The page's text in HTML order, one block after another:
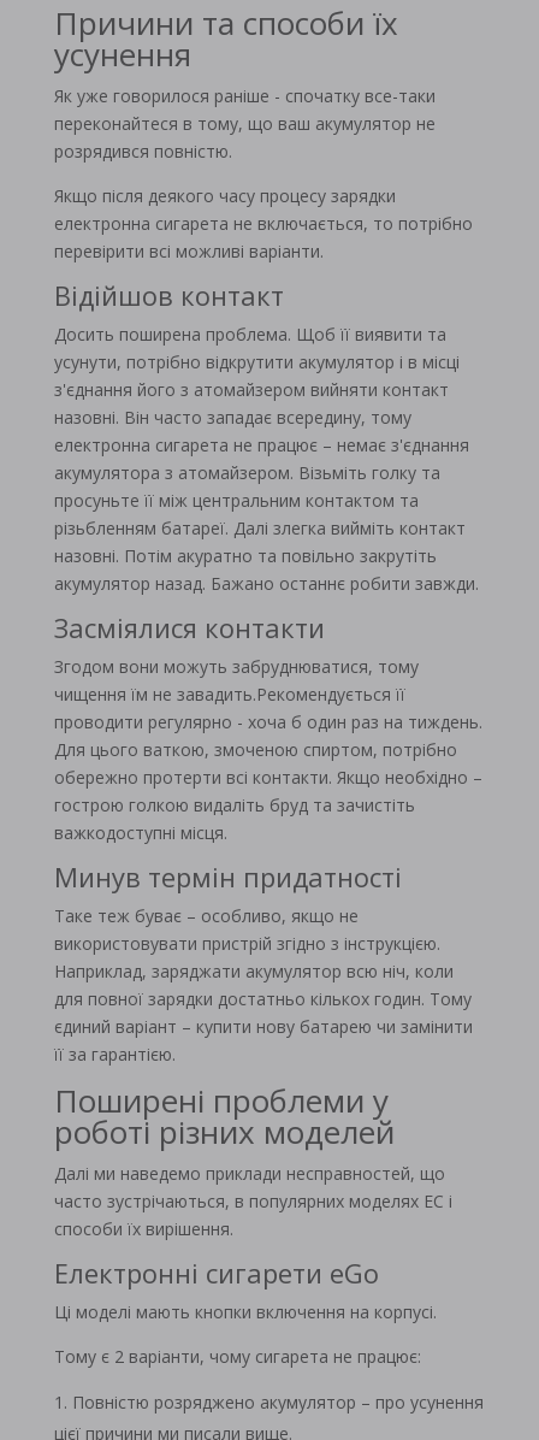
Причини та способи їх
усунення
Як уже говорилося раніше - спочатку все-таки
переконайтеся в тому, що ваш акумулятор не
розрядився повністю.
Якщо після деякого часу процесу зарядки
електронна сигарета не включається, то потрібно
перевірити всі можливі варіанти.
Відійшов контакт
Досить поширена проблема. Щоб її виявити та
усунути, потрібно відкрутити акумулятор і в місці
з'єднання його з атомайзером вийняти контакт
назовні. Він часто западає всередину, тому
електронна сигарета не працює – немає з'єднання
акумулятора з атомайзером. Візьміть голку та
просуньте її між центральним контактом та
різьбленням батареї. Далі злегка вийміть контакт
назовні. Потім акуратно та повільно закрутіть
акумулятор назад. Бажано останнє робити завжди.
Засміялися контакти
Згодом вони можуть забруднюватися, тому
чищення їм не завадить.Рекомендується її
проводити регулярно - хоча б один раз на тиждень.
Для цього ваткою, змоченою спиртом, потрібно
обережно протерти всі контакти. Якщо необхідно –
гострою голкою видаліть бруд та зачистіть
важкодоступні місця.
Минув термін придатності
Таке теж буває – особливо, якщо не
використовувати пристрій згідно з інструкцією.
Наприклад, заряджати акумулятор всю ніч, коли
для повної зарядки достатньо кількох годин. Тому
єдиний варіант – купити нову батарею чи замінити
її за гарантією.
Поширені проблеми у
роботі різних моделей
Далі ми наведемо приклади несправностей, що
часто зустрічаються, в популярних моделях ЕС і
способи їх вирішення.
Електронні сигарети eGo
Ці моделі мають кнопки включення на корпусі.
Тому є 2 варіанти, чому сигарета не працює:
Повністю розряджено акумулятор – про усунення
цієї причини ми писали вище.